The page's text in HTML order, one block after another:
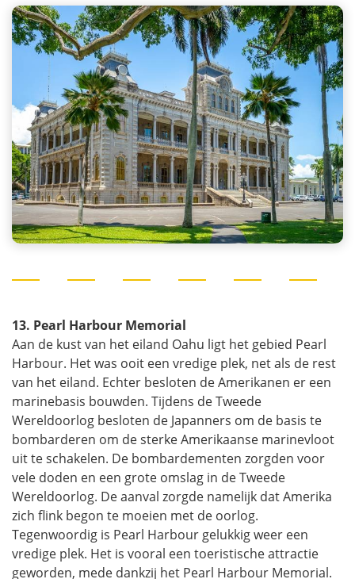
13. Pearl Harbour Memorial
Aan de kust van het eiland Oahu ligt het gebied Pearl
Harbour. Het was ooit een vredige plek, net als de rest
van het eiland. Echter besloten de Amerikanen er een
marinebasis bouwden. Tijdens de Tweede
Wereldoorlog besloten de Japanners om de basis te
bombarderen om de sterke Amerikaanse marinevloot
uit te schakelen. De bombardementen zorgden voor
vele doden en een grote omslag in de Tweede
Wereldoorlog. De aanval zorgde namelijk dat Amerika
zich flink begon te moeien met de oorlog.
Tegenwoordig is Pearl Harbour gelukkig weer een
vredige plek. Het is vooral een toeristische attractie
geworden, mede dankzij het Pearl Harbour Memorial.